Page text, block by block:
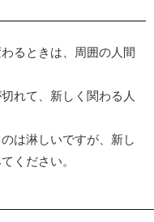
るときは、周囲の人間
れて、新しく関わる人
は淋しいですが、新し
ください。